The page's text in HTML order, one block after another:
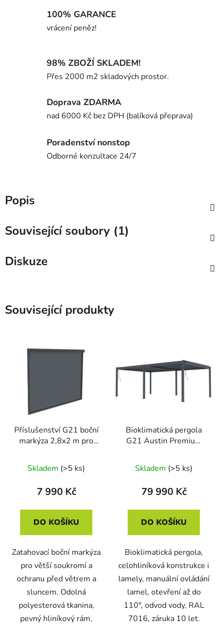
100% GARANCE
vrácení peněz!
98% ZBOŽÍ SKLADEM!
Přes 2000 m2 skladových prostor.
Doprava ZDARMA
nad 6000 Kč bez DPH (balíková přeprava)
Poradenství nonstop
Odborné konzultace 24/7
Popis
Související soubory (1)
Diskuze
Související produkty
Příslušenství G21 boční
markýza 2,8x2 m pro
Skladem (>5 ks)
7 990 Kč
DO KOŠÍKU
Zatahovací boční markýza
pro větší soukromí a
ochranu před větrem a
sluncem. Odolná
polyesterová tkanina,
pevný hliníkový rám,
Bioklimatická pergola
G21 Austin Premium
hliníková
Skladem (>5 ks)
79 990 Kč
DO KOŠÍKU
Bioklimatická pergola,
celohliníková konstrukce i
lamely, manuální ovládání
lamel, otevření až do
110°, odvod vody, RAL
7016, záruka 10 let.